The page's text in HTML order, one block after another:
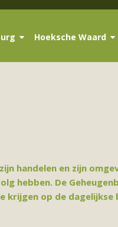
Hoeksche Waard
handelen en zijn
hebben. De
op de dagelijkse